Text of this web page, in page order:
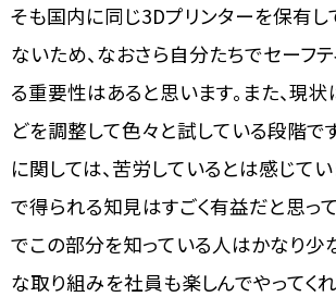
そも国内に同じ3Dプリンターを保有
ないため、なおさら自分たちでセーフ
る重要性はあると思います。また、現
どを調整して色々と試している段階で
に関しては、苦労しているとは感じて
で得られる知見はすごく有益だと思っ
でこの部分を知っている人はかなり少
な取り組みを社員も楽しんでやってくれ